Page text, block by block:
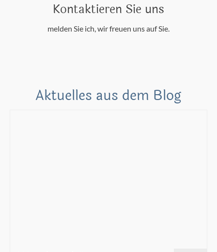
Kontaktieren Sie uns
melden Sie ich, wir freuen uns auf Sie.
Aktuelles aus dem Blog